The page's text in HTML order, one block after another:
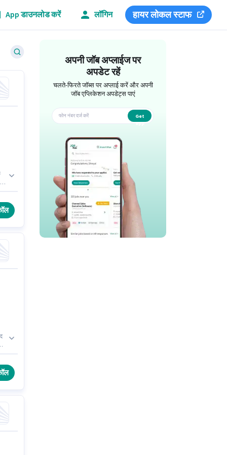
App डाउनलोड करें लॉगिन हायर लोकल स्टाफ
अपनी जॉब अप्लाईज पर
अपडेट रहें
चलते-फिरते जॉब्स पर अप्लाई करें और अपनी
जॉब एप्लिकेशन अपडेट्स पाएं
Get
app